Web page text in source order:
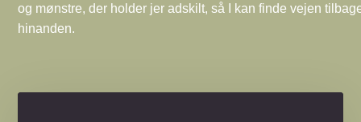
og mønstre, der holder jer adskilt, så I kan finde vejen
hinanden.